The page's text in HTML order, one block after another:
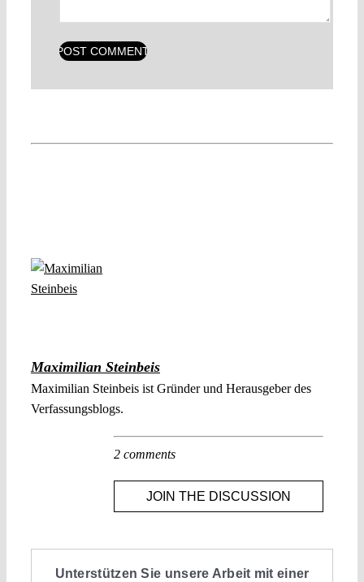
Maximilian Steinbeis
Maximilian Steinbeis ist Gründer und Herausgeber des
Verfassungsblogs.
2 comments
JOIN THE DISCUSSION
Unterstützen Sie unsere Arbeit mit einer